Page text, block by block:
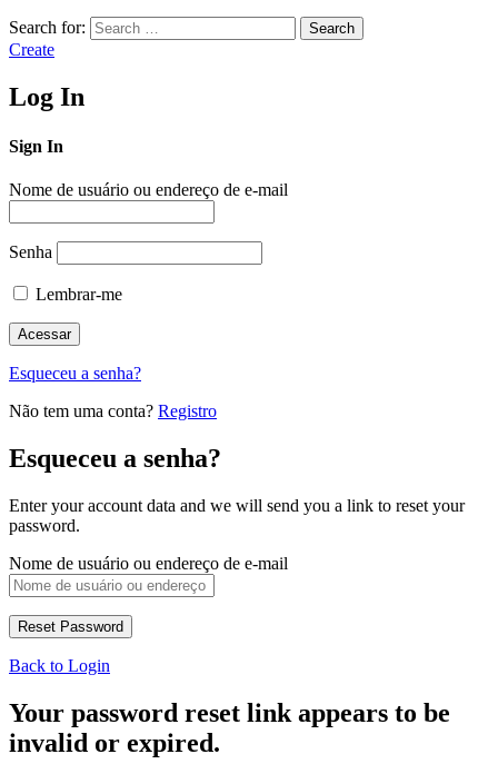
Search for: Search
Create
Log In
Sign In
Nome de usuário ou endereço de e-mail
Senha
Lembrar-me
Esqueceu a senha?
Não tem uma conta? Registro
Esqueceu a senha?
Enter your account data and we will send you a link to reset your
password.
Nome de usuário ou endereço de e-mail
Back to Login
Your password reset link appears to be
invalid or expired.